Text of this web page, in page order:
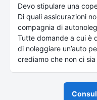
Devo stipulare una
Di quali assicurazioni
compagnia di
Tutte domande a cui è
di noleggiare un’auto
crediamo che non ci